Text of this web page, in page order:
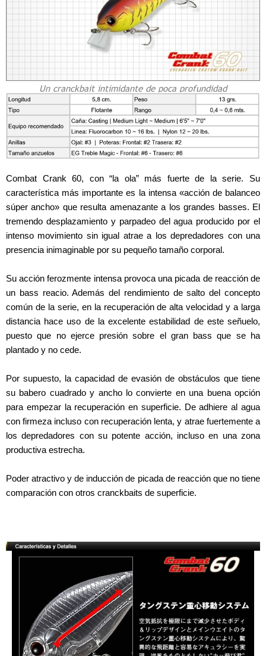
Un cranckbait intimidante de poca profundidad
Combat Crank 60, con “la ola” más fuerte de la serie. Su
característica más importante es la intensa «acción de balanceo
súper ancho» que resulta amenazante a los grandes basses. El
tremendo desplazamiento y parpadeo del agua producido por el
intenso movimiento sin igual atrae a los depredadores con una
presencia inimaginable por su pequeño tamaño corporal.
Su acción ferozmente intensa provoca una picada de reacción de
un bass reacio. Además del rendimiento de salto del concepto
común de la serie, en la recuperación de alta velocidad y a larga
distancia hace uso de la excelente estabilidad de este señuelo,
puesto que no ejerce presión sobre el gran bass que se ha
plantado y no cede.
Por supuesto, la capacidad de evasión de obstáculos que tiene
su babero cuadrado y ancho lo convierte en una buena opción
para empezar la recuperación en superficie. De adhiere al agua
con firmeza incluso con recuperación lenta, y atrae fuertemente a
los depredadores con su potente acción, incluso en una zona
productiva estrecha.
Poder atractivo y de inducción de picada de reacción que no tiene
comparación con otros cranckbaits de superficie.